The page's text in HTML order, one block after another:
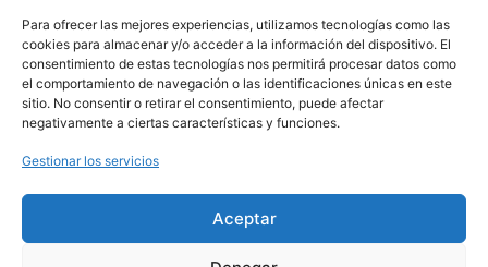
Para ofrecer las mejores experiencias, utilizamos tecnologías como las
cookies para almacenar y/o acceder a la información del dispositivo. El
consentimiento de estas tecnologías nos permitirá procesar datos como
el comportamiento de navegación o las identificaciones únicas en este
sitio. No consentir o retirar el consentimiento, puede afectar
negativamente a ciertas características y funciones.
Gestionar los servicios
Aceptar
Haz clic en «Estoy de acuerdo» para
activar Youtube
POLÍTICA DE COOKIES